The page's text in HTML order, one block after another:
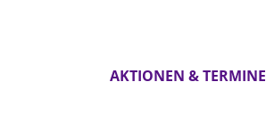
AKTIONEN & TERMINE